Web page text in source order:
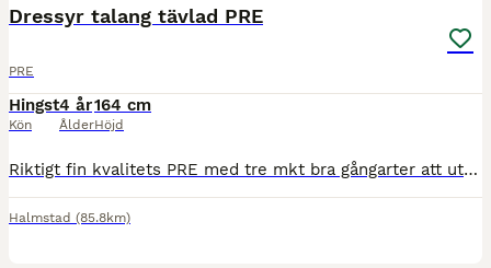
Dressyr talang tävlad PRE
PRE
Hingst
Kön
4 år
Ålder
164 cm
Höjd
Riktigt fin kvalitets PRE med tre mkt bra gångarter att utveckla mot svårr dressyr, eller att bara njuta av som en bästa vän! Fint temperament, snäll att hantera och lasta etc. Prisklass; 20-30000Eu
Halmstad (85.8km)